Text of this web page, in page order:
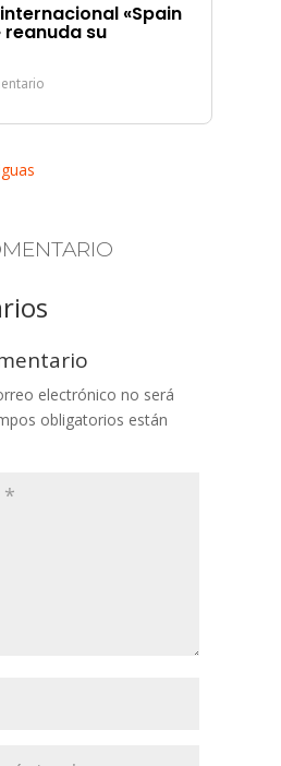
«Spain
reanuda su
electrónico no será
obligatorios están